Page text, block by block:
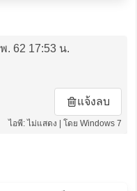
. 62 17:53 น.
แจ้งลบ
ไอพี: ไม่แสดง | โดย Windows 7